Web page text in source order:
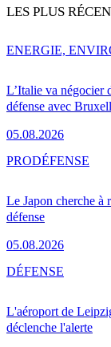
LES PLUS
L’Italie va négocier
défense avec
05.08.2026
ENERGIE,
Le Japon cherche à
défense
05.08.2026
PRODÉFENSE
L'aéroport de
déclenche l'alerte
DÉFENSE